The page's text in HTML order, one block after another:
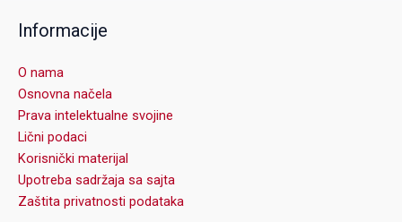
Informacije
O nama
Osnovna načela
Prava intelektualne svojine
Lični podaci
Korisnički materijal
Upotreba sadržaja sa sajta
Zaštita privatnosti podataka